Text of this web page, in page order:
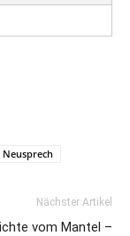
Nächster Artikel
vom Mantel –